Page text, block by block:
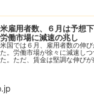
米雇用者数、６月は予想
労働市場に減速の兆し
米国では６月、雇用者数の伸
た。労働市場が徐々に減速し
た。ただ、賃金は堅調な伸びが